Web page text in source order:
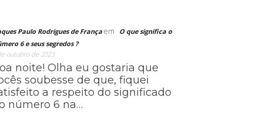
Paulo Rodrigues de França em
O que significa o
6 e seus segredos ?
outubro de 2023
noite! Olha eu gostaria que
soubesse de que, fiquei
a respeito do significado
número 6 na…